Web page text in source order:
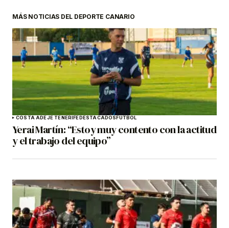
MÁS NOTICIAS DEL DEPORTE CANARIO
COSTA ADEJE TENERIFEDESTACADOSFÚTBOL
Yerai Martín: “Estoy muy contento con la actitud
y el trabajo del equipo”